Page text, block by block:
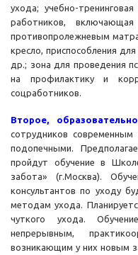
ухода; учебно-
работников,
противопролежневым
кресло, приспособления
др.; зона для проведения
на профилактику и
соцработников.
Второе,
сотрудников
подопечными.
пройдут обучение в
забота» (г.Москва).
консультантов по уходу
методам ухода.
чуткого ухода.
непрерывным,
возникающим у них новым